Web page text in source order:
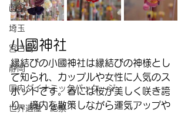
函館
埼玉
宮古島
静岡
国内ダイナミックパッケージ
世界遺産・絶景
小國神社
縁結びの小國神社は縁結びの神様とし
て知られ、カップルや女性に人気のス
ポットです。春には桜が美しく咲き誇
り、境内を散策しながら運気アップや